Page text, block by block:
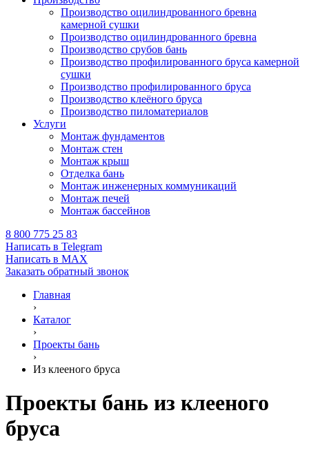
Производство оцилиндрованного бревна
камерной сушки
Производство оцилиндрованного бревна
Производство срубов бань
Производство профилированного бруса камерной
сушки
Производство профилированного бруса
Производство клеёного бруса
Производство пиломатериалов
Услуги
Монтаж фундаментов
Монтаж стен
Монтаж крыш
Отделка бань
Монтаж инженерных коммуникаций
Монтаж печей
Монтаж бассейнов
8 800 775 25 83
Написать в Telegram
Написать в MAX
Заказать обратный звонок
Главная
›
Каталог
›
Проекты бань
›
Из клееного бруса
Проекты бань из клееного
бруса